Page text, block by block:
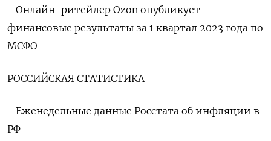
- Онлайн-ритейлер Ozon опубликует
финансовые результаты за 1 квартал 2023 года по
МСФО
РОССИЙСКАЯ СТАТИСТИКА
- Еженедельные данные Росстата об инфляции в
РФ